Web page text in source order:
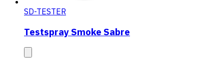
SD-TESTER
Testspray Smoke Sabre